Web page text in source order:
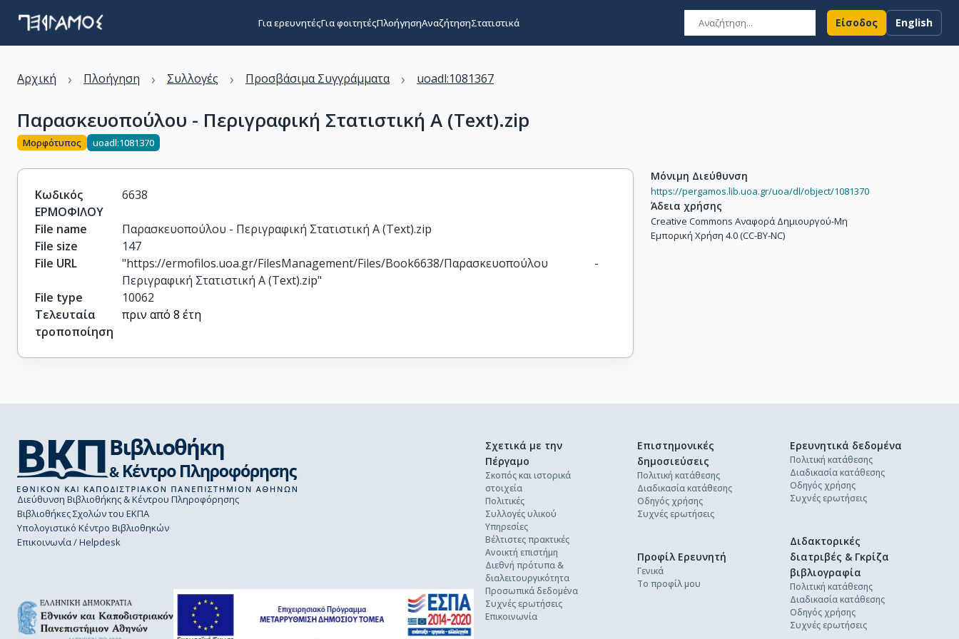
Για ερευνητέςΓια φοιτητέςΠλοήγησηΑναζήτησηΣτατιστικά Είσοδος English
Αρχική › Πλοήγηση › Συλλογές › Προσβάσιμα Συγγράμματα › uoadl:1081367
Παρασκευοπούλου - Περιγραφική Στατιστική Α (Text).zip
Μορφότυπος uoadl:1081370
Κωδικός
ΕΡΜΟΦΙΛΟΥ
6638
File name
Παρασκευοπούλου - Περιγραφική Στατιστική Α (Text).zip
File size
147
File URL
"https://ermofilos.uoa.gr/FilesManagement/Files/Book6638/Παρασκευοπούλου -
Περιγραφική Στατιστική Α (Text).zip"
File type
10062
Τελευταία
τροποποίηση
πριν από 8 έτη
Μόνιμη Διεύθυνση
https://pergamos.lib.uoa.gr/uoa/dl/object/1081370
Άδεια χρήσης
Creative Commons Αναφορά Δημιουργού-Μη
Εμπορική Χρήση 4.0 (CC-BY-NC)
Διεύθυνση Βιβλιοθήκης & Κέντρου Πληροφόρησης
Βιβλιοθήκες Σχολών του ΕΚΠΑ
Υπολογιστικό Κέντρο Βιβλιοθηκών
Επικοινωνία / Helpdesk
Σχετικά με την
Πέργαμο
Σκοπός και ιστορικά
στοιχεία
Πολιτικές
Συλλογές υλικού
Υπηρεσίες
Βέλτιστες πρακτικές
Ανοικτή επιστήμη
Διεθνή πρότυπα &
διαλειτουργικότητα
Προσωπικά δεδομένα
Συχνές ερωτήσεις
Επικοινωνία
Επιστημονικές
δημοσιεύσεις
Πολιτική κατάθεσης
Διαδικασία κατάθεσης
Οδηγός χρήσης
Συχνές ερωτήσεις
Ερευνητικά δεδομένα
Πολιτική κατάθεσης
Διαδικασία κατάθεσης
Οδηγός χρήσης
Συχνές ερωτήσεις
Διδακτορικές
διατριβές & Γκρίζα
βιβλιογραφία
Πολιτική κατάθεσης
Διαδικασία κατάθεσης
Οδηγός χρήσης
Συχνές ερωτήσεις
Προφίλ Ερευνητή
Γενικά
Το προφίλ μου